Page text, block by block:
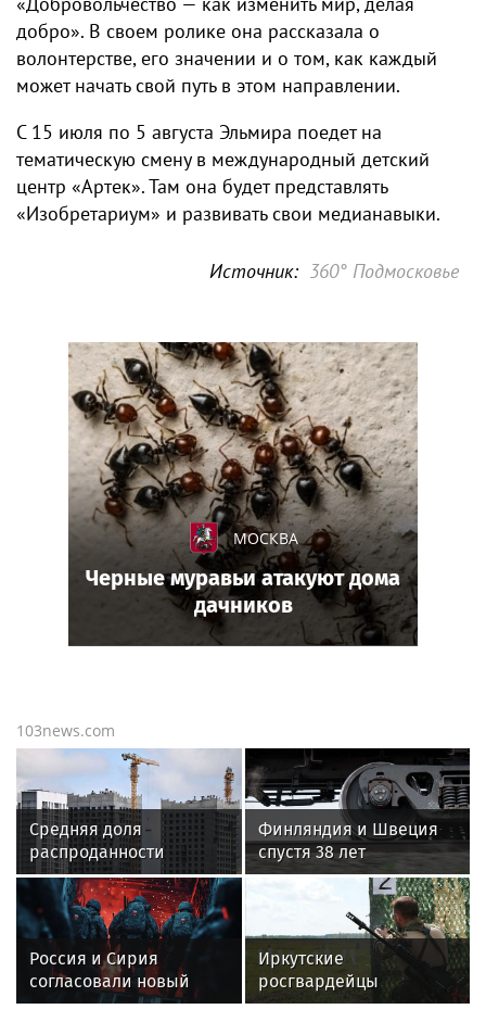
добро». В своем ролике она рассказала о
волонтерстве, его значении и о том, как каждый
может начать свой путь в этом направлении.
С 15 июля по 5 августа Эльмира поедет на
тематическую смену в международный детский
центр «Артек». Там она будет представлять
«Изобретариум» и развивать свои медианавыки.
Источник: 360° Подмосковье
103news.com
Средняя доля
распроданности
новостроек держится
на уровне 35%
Финляндия и Швеция
спустя 38 лет
возобновят
железнодорожное
сообщение
Россия и Сирия
согласовали новый
формат русского
Иркутские
росгвардейцы
завоевали золото на
МОСКВА
Черные муравьи атакуют дома
дачников